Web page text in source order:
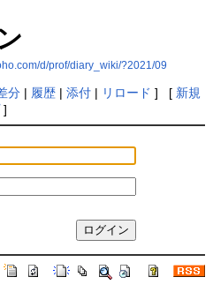
d/prof/diary_wiki/?2021/09
分| 履歴| 添付| リロード ] [ 新規
]